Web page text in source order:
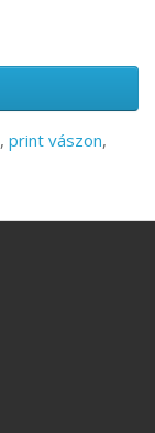
, print vászon,